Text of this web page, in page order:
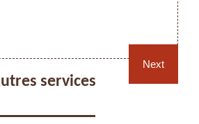
Cannage fauteuil, chaises
et sièges 59
Next
services